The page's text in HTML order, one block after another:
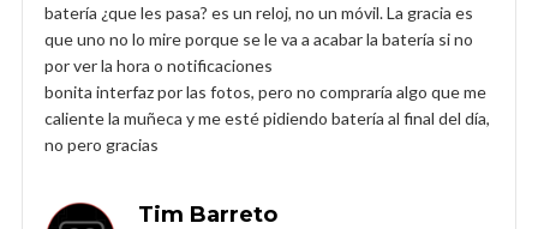
batería ¿que les pasa? es un reloj, no un móvil. La gracia es
que uno no lo mire porque se le va a acabar la batería si no
por ver la hora o notificaciones
bonita interfaz por las fotos, pero no compraría algo que me
caliente la muñeca y me esté pidiendo batería al final del día,
no pero gracias
Tim Barreto